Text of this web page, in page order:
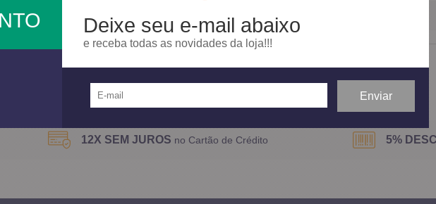
Deixe seu e-mail abaixo
e receba todas as novidades da loja!!!
Faça um orçamento
12X SEM JUROS no Cartão de Crédito 5%